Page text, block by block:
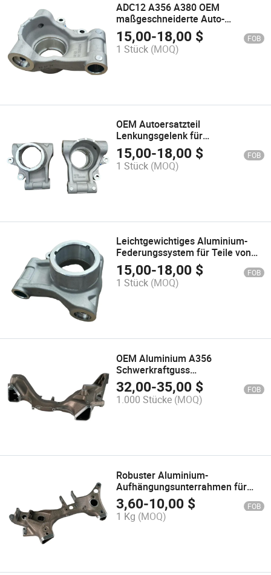
ADC12 A356 A380 OEM
maßgeschneiderte Auto-
Ersatzteile für die
Lenkungsgelenke aus Aluminium,
Zinklegierung, Kupfer, Bronze,
15,00-18,00 $ FOB
1 Stück (MOQ)
OEM Autoersatzteil
Lenkungsgelenk für
Fahrgestellsystem A356
Aluminiumguss
15,00-18,00 $ FOB
1 Stück (MOQ)
Leichtgewichtiges Aluminium-
Federungssystem für Teile von
Elektrofahrzeugen
15,00-18,00 $ FOB
1 Stück (MOQ)
OEM Aluminium A356
Schwerkraftguss
Niederdruckguss CNC-
Präzisionsbearbeitung
Machbarkeit für
32,00-35,00 $ FOB
1.000 Stücke (MOQ)
Robuster Aluminium-
Aufhängungsunterrahmen für
verbesserte Fahrzeugleistung
3,60-10,00 $ FOB
1 Kg (MOQ)